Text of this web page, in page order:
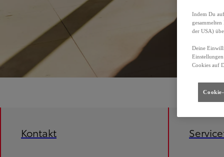
Kontakt
Indem Du
der USA)
Deine
Cookies auf